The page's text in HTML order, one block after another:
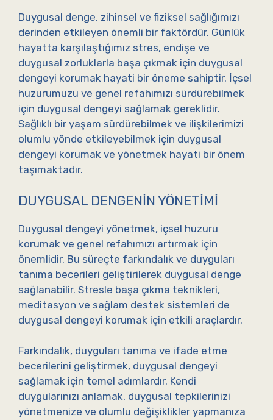
Duygusal denge, zihinsel ve fiziksel sağlığımızı
derinden etkileyen önemli bir faktördür. Günlük
hayatta karşılaştığımız stres, endişe ve
duygusal zorluklarla başa çıkmak için duygusal
dengeyi korumak hayati bir öneme sahiptir. İçsel
huzurumuzu ve genel refahımızı sürdürebilmek
için duygusal dengeyi sağlamak gereklidir.
Sağlıklı bir yaşam sürdürebilmek ve ilişkilerimizi
olumlu yönde etkileyebilmek için duygusal
dengeyi korumak ve yönetmek hayati bir önem
taşımaktadır.
DUYGUSAL DENGENIN YÖNETIMI
Duygusal dengeyi yönetmek, içsel huzuru
korumak ve genel refahımızı artırmak için
önemlidir. Bu süreçte farkındalık ve duyguları
tanıma becerileri geliştirilerek duygusal denge
sağlanabilir. Stresle başa çıkma teknikleri,
meditasyon ve sağlam destek sistemleri de
duygusal dengeyi korumak için etkili araçlardır.
Farkındalık, duyguları tanıma ve ifade etme
becerilerini geliştirmek, duygusal dengeyi
sağlamak için temel adımlardır. Kendi
duygularınızı anlamak, duygusal tepkilerinizi
yönetmenize ve olumlu değişiklikler yapmanıza